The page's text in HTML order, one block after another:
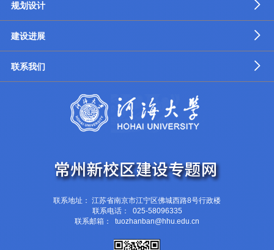
规划设计
建设进展
联系我们
联系地址： 江苏省南京市江宁区佛城西路8号行政楼
联系电话： 025-58096335
联系邮箱： tuozhanban@hhu.edu.cn